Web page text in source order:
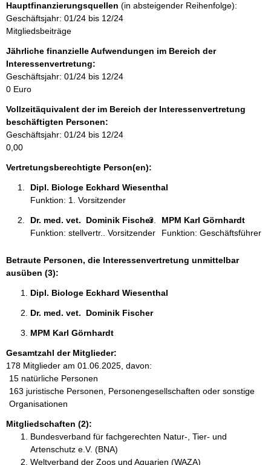
t
i
n
f
o
r
m
t
i
o
n
e
Hauptfinanzierungsquellen (in absteigender Reihenfolge):
Geschäftsjahr: 01/24 bis 12/24
Mitgliedsbeiträge
Jährliche finanzielle Aufwendungen im Bereich der
Interessenvertretung:
Geschäftsjahr: 01/24 bis 12/24
0 Euro
Vollzeitäquivalent der im Bereich der Interessenvertretung
beschäftigten Personen:
Geschäftsjahr: 01/24 bis 12/24
0,00
Vertretungsberechtigte Person(en):
Dipl. Biologe Eckhard Wiesenthal
Funktion: 1. Vorsitzender
Dr. med. vet.  Dominik Fischer
Funktion: stellvertr.. Vorsitzender
MPM Karl Görnhardt
Funktion: Geschäftsführer
Betraute Personen, die Interessenvertretung unmittelbar
ausüben (3):
Dipl. Biologe Eckhard Wiesenthal
Dr. med. vet.  Dominik Fischer
MPM Karl Görnhardt
Gesamtzahl der Mitglieder:
178 Mitglieder am 01.06.2025, davon:
15 natürliche Personen
163 juristische Personen, Personengesellschaften oder sonstige
Organisationen
Mitgliedschaften (2):
Bundesverband für fachgerechten Natur-, Tier- und
Artenschutz e.V. (BNA)
Weltverband der Zoos und Aquarien (WAZA)